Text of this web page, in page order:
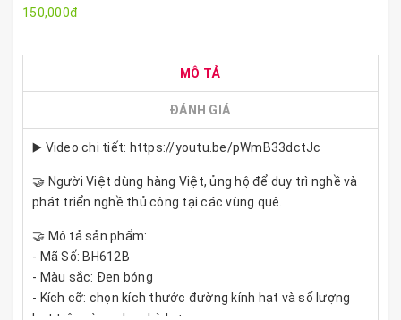
150,000đ
MÔ TẢ
ĐÁNH GIÁ
▶️ Video chi tiết: https://youtu.be/pWmB33dctJc
🤝 Người Việt dùng hàng Việt, ủng hộ để duy trì nghề và
phát triển nghề thủ công tại các vùng quê.
🤝 Mô tả sản phẩm:
- Mã Số: BH612B
- Màu sắc: Đen bóng
- Kích cỡ: chọn kích thước đường kính hạt và số lượng